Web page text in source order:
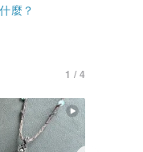
麼？
1 / 4